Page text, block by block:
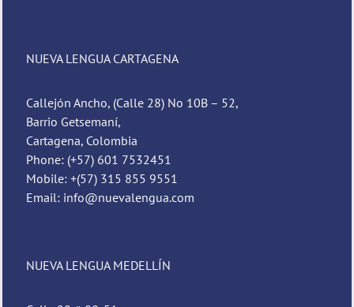
NUEVA LENGUA CARTAGENA
Callejón Ancho, (Calle 28) No 10B – 52,
Barrio Getsemaní,
Cartagena, Colombia
Phone: (+57) 601 7532451
Mobile: +(57) 315 855 9551
Email: info@nuevalengua.com
NUEVA LENGUA MEDELLÍN